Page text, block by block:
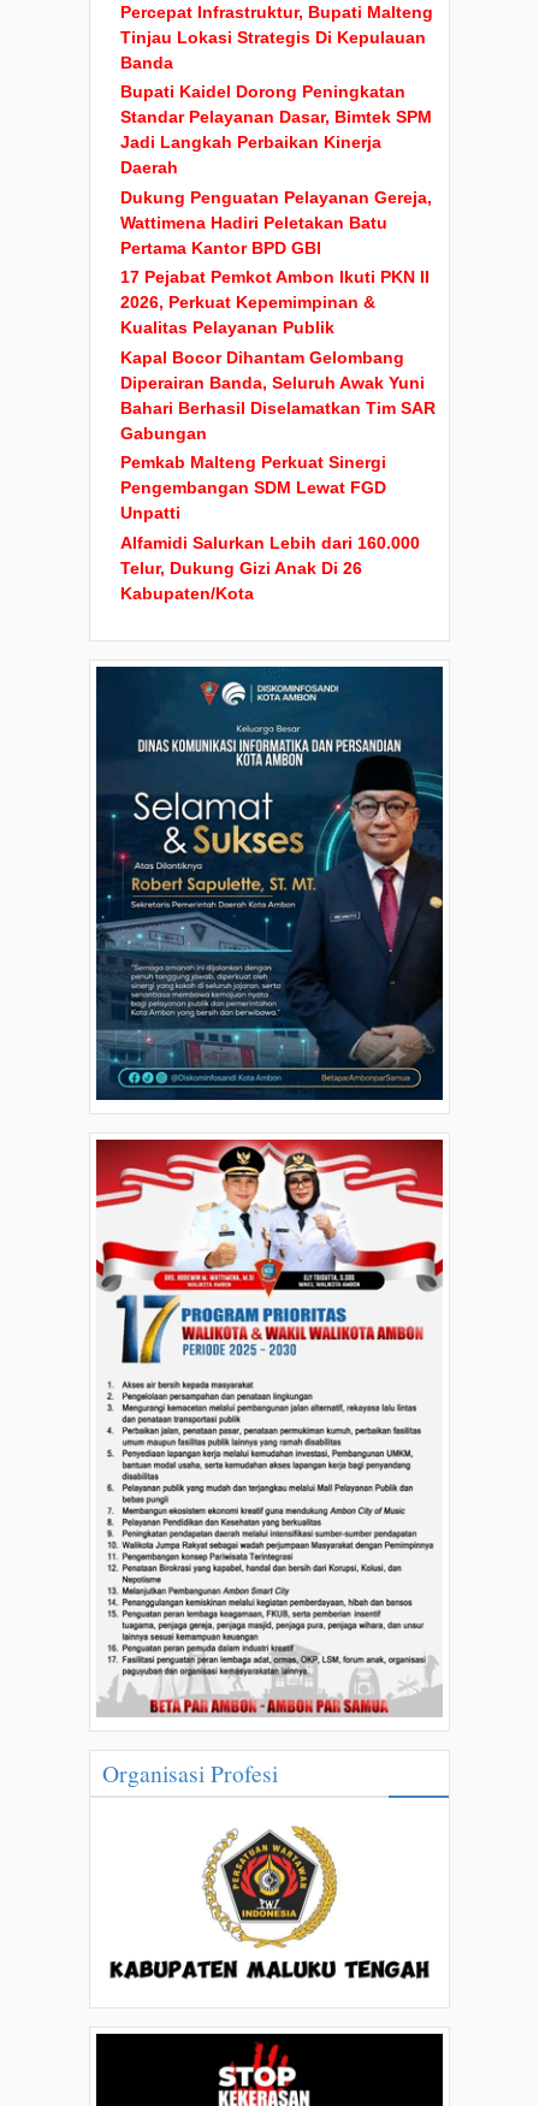
Percepat Infrastruktur, Bupati Malteng
Tinjau Lokasi Strategis Di Kepulauan
Banda
Bupati Kaidel Dorong Peningkatan
Standar Pelayanan Dasar, Bimtek SPM
Jadi Langkah Perbaikan Kinerja
Daerah
Dukung Penguatan Pelayanan Gereja,
Wattimena Hadiri Peletakan Batu
Pertama Kantor BPD GBI
17 Pejabat Pemkot Ambon Ikuti PKN II
2026, Perkuat Kepemimpinan &
Kualitas Pelayanan Publik
Kapal Bocor Dihantam Gelombang
Diperairan Banda, Seluruh Awak Yuni
Bahari Berhasil Diselamatkan Tim SAR
Gabungan
Pemkab Malteng Perkuat Sinergi
Pengembangan SDM Lewat FGD
Unpatti
Alfamidi Salurkan Lebih dari 160.000
Telur, Dukung Gizi Anak Di 26
Kabupaten/Kota
Organisasi Profesi